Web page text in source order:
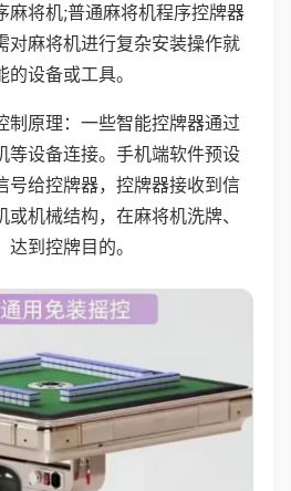
麻将机;普通麻将机程序控牌器
对麻将机进行复杂安装操作就
设备或工具。
制原理：一些智能控牌器通过
等设备连接。手机端软件预设
号给控牌器，控牌器接收到信
机械结构，在麻将机洗牌、
到控牌目的。